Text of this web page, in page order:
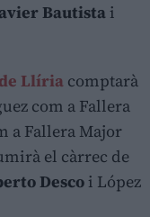
Bautista i
Llíria comptarà
com a Fallera
a Fallera Major
el càrrec de
Desco i López